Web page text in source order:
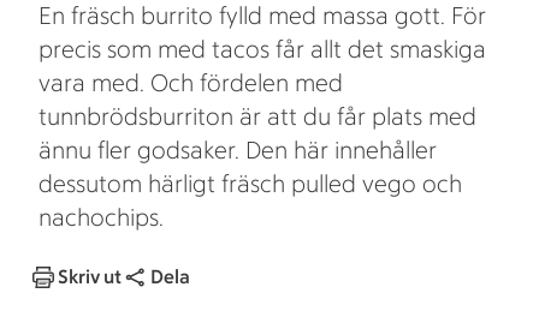
En fräsch burrito fylld med massa gott. För
precis som med tacos får allt det smaskiga
vara med. Och fördelen med
tunnbrödsburriton är att du får plats med
ännu fler godsaker. Den här innehåller
dessutom härligt fräsch pulled vego och
nachochips.
Skriv ut Dela